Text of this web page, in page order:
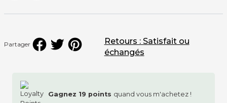
Partager
Gagnez 19 points quand vous m'achetez !
Retours : Satisfait ou
échangés